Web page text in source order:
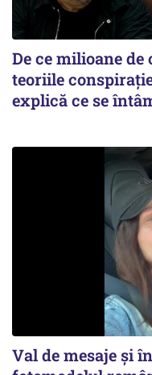
De ce milioane
teoriile
explică ce se
Val de mesaje și